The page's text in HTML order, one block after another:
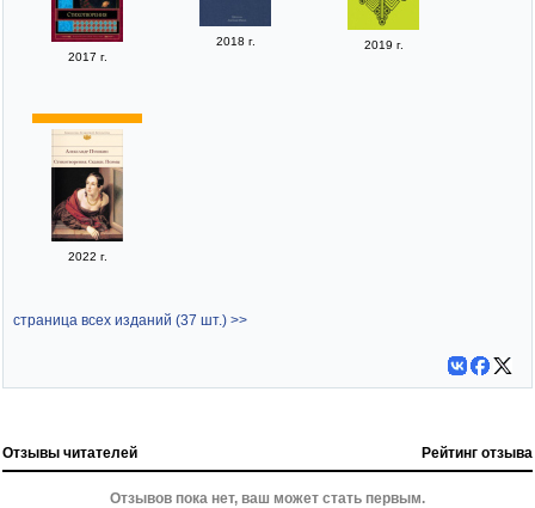
2017 г.
2018 г. 2019 г.
2022 г.
страница всех изданий (37 шт.) >>
Отзывы читателей Рейтинг отзыва
Отзывов пока нет, ваш может стать первым.